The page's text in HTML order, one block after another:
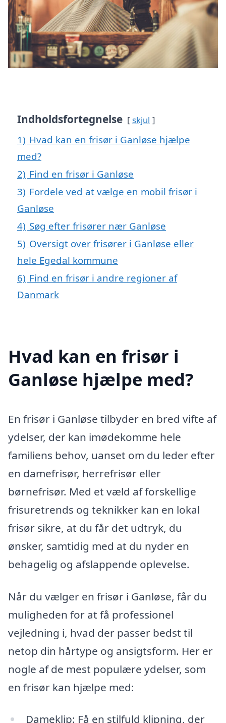
Indholdsfortegnelse skjul
1) Hvad kan en frisør i Ganløse hjælpe
med?
2) Find en frisør i Ganløse
3) Fordele ved at vælge en mobil frisør i
Ganløse
4) Søg efter frisører nær Ganløse
5) Oversigt over frisører i Ganløse eller
hele Egedal kommune
6) Find en frisør i andre regioner af
Danmark
Hvad kan en frisør i
Ganløse hjælpe med?
En frisør i Ganløse tilbyder en bred vifte af
ydelser, der kan imødekomme hele
familiens behov, uanset om du leder efter
en damefrisør, herrefrisør eller
børnefrisør. Med et væld af forskellige
frisuretrends og teknikker kan en lokal
frisør sikre, at du får det udtryk, du
ønsker, samtidig med at du nyder en
behagelig og afslappende oplevelse.
Når du vælger en frisør i Ganløse, får du
muligheden for at få professionel
vejledning i, hvad der passer bedst til
netop din hårtype og ansigtsform. Her er
nogle af de mest populære ydelser, som
en frisør kan hjælpe med:
Dameklip: Få en stilfuld klipning, der